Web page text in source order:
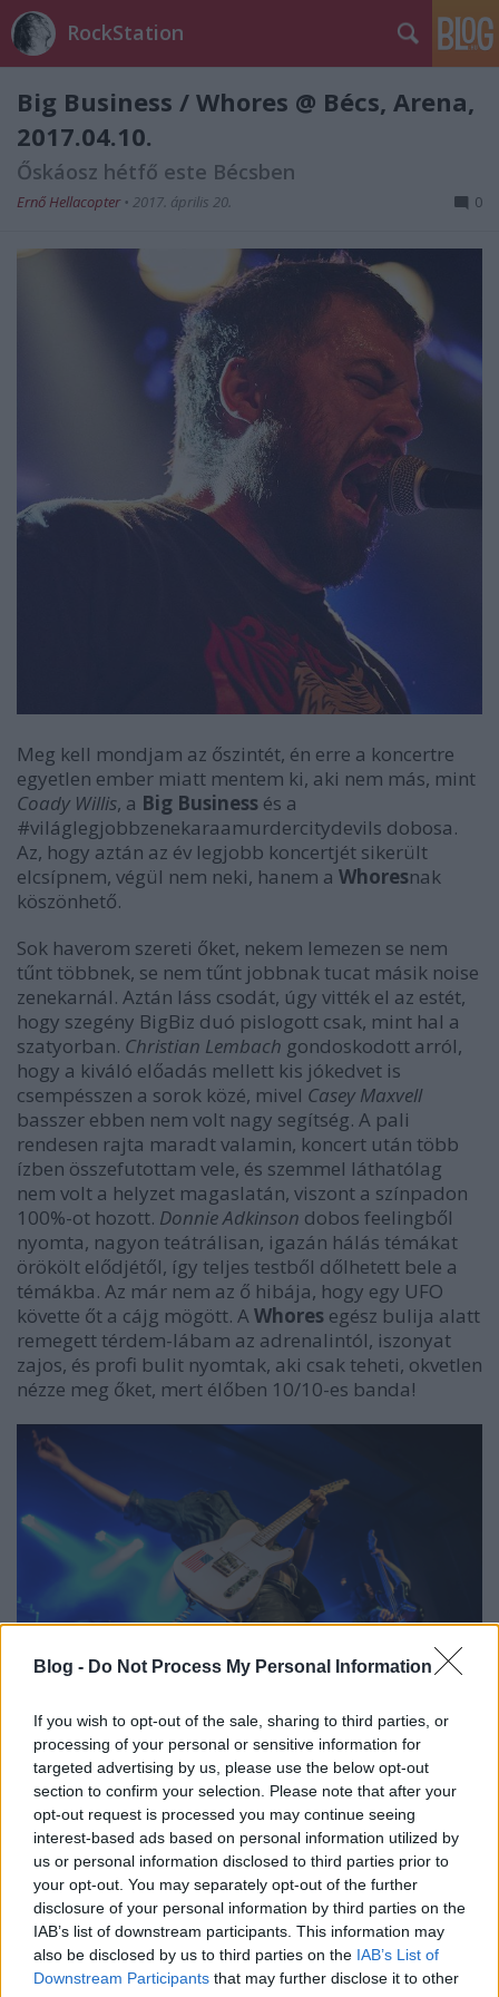
Blog - Do Not Process My Personal Information
If you wish to opt-out of the sale, sharing to third parties, or
processing of your personal or sensitive information for
targeted advertising by us, please use the below opt-out
section to confirm your selection. Please note that after your
opt-out request is processed you may continue seeing
interest-based ads based on personal information utilized by
us or personal information disclosed to third parties prior to
your opt-out. You may separately opt-out of the further
disclosure of your personal information by third parties on the
IAB’s list of downstream participants. This information may
also be disclosed by us to third parties on the IAB’s List of
Downstream Participants that may further disclose it to other
RockStation
Big Business / Whores @ Bécs, Arena,
2017.04.10.
Őskáosz hétfő este Bécsben
Ernő Hellacopter • 2017. április 20. 0
Meg kell mondjam az őszintét, én erre a koncertre
egyetlen ember miatt mentem ki, aki nem más, mint
Coady Willis, a Big Business és a
#világlegjobbzenekaraamurdercitydevils dobosa.
Az, hogy aztán az év legjobb koncertjét sikerült
elcsípnem, végül nem neki, hanem a Whoresnak
köszönhető.
Sok haverom szereti őket, nekem lemezen se nem
tűnt többnek, se nem tűnt jobbnak tucat másik noise
zenekarnál. Aztán láss csodát, úgy vitték el az estét,
hogy szegény BigBiz duó pislogott csak, mint hal a
szatyorban. Christian Lembach gondoskodott arról,
hogy a kiváló előadás mellett kis jókedvet is
csempésszen a sorok közé, mivel Casey Maxvell
basszer ebben nem volt nagy segítség. A pali
rendesen rajta maradt valamin, koncert után több
ízben összefutottam vele, és szemmel láthatólag
nem volt a helyzet magaslatán, viszont a színpadon
100%-ot hozott. Donnie Adkinson dobos feelingből
nyomta, nagyon teátrálisan, igazán hálás témákat
örökölt elődjétől, így teljes testből dőlhetett bele a
témákba. Az már nem az ő hibája, hogy egy UFO
követte őt a cájg mögött. AWhores egész bulija alatt
remegett térdem-lábam az adrenalintól, iszonyat
zajos, és profi bulit nyomtak, aki csak teheti, okvetlen
nézze meg őket, mert élőben 10/10-es banda!
Big Businesselső két lemezét (Head for the
Shallow ésHere Come the Waterworks) imádom, a
Mind the Drift már határeset, az utolsó két lemezük
viszont nálam már nem talált. Ehhez képest az
utolsó,Command Your Weatherlemezükről ment a
legtöbb nóta, hiszen ezt turnéztatta a duó.Jared
WarrenésCoady Willisaz amerikai középosztály
plakátfigurái is lehetnének, ritkán látni ennyire
összeszedett arcokat színpadon. Viszont ahogy
szóltak, az nem volt túl szórakoztató. Jared gitárja